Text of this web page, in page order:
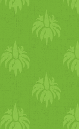
borsadja .